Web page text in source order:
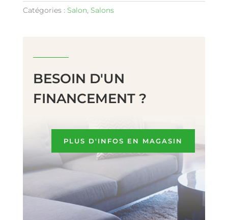
Catégories : Salon, Salons
BESOIN D'UN
FINANCEMENT ?
PLUS D'INFOS EN MAGASIN